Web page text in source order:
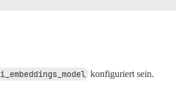
konfiguriert sein.